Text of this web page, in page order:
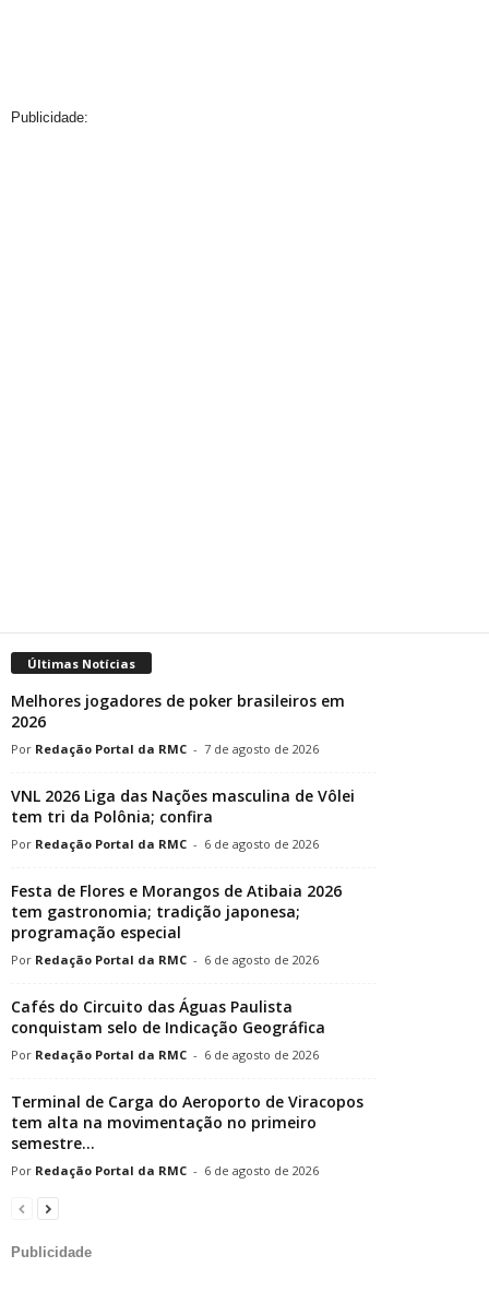
Publicidade:
Últimas Notícias
Melhores jogadores de poker brasileiros em
2026
Redação Portal da RMC - 7 de agosto de 2026
VNL 2026 Liga das Nações masculina de Vôlei
tem tri da Polônia; confira
Redação Portal da RMC - 6 de agosto de 2026
Festa de Flores e Morangos de Atibaia 2026
tem gastronomia; tradição japonesa;
programação especial
Redação Portal da RMC - 6 de agosto de 2026
Cafés do Circuito das Águas Paulista
conquistam selo de Indicação Geográfica
Redação Portal da RMC - 6 de agosto de 2026
Terminal de Carga do Aeroporto de Viracopos
tem alta na movimentação no primeiro
semestre...
Redação Portal da RMC - 6 de agosto de 2026
Publicidade